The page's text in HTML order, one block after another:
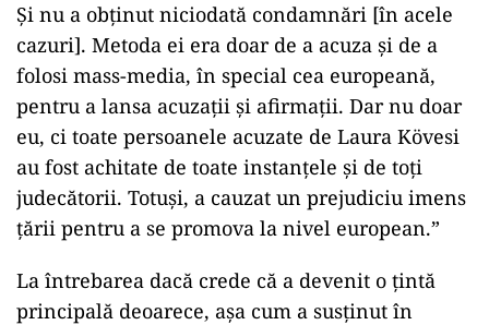
Și nu a obținut niciodată condamnări [în acele
cazuri]. Metoda ei era doar de a acuza și de a
folosi mass-media, în special cea europeană,
pentru a lansa acuzații și afirmații. Dar nu doar
eu, ci toate persoanele acuzate de Laura Kövesi
au fost achitate de toate instanțele și de toți
judecătorii. Totuși, a cauzat un prejudiciu imens
țării pentru a se promova la nivel european.”
La întrebarea dacă crede că a devenit o țintă
principală deoarece, așa cum a susținut în